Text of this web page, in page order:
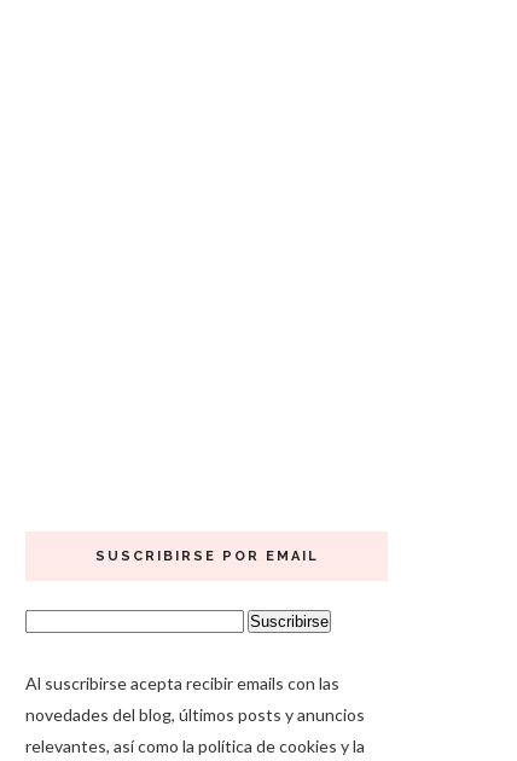
SUSCRIBIRSE POR EMAIL
Al suscribirse acepta recibir emails con las
novedades del blog, últimos posts y anuncios
relevantes, así como la política de cookies y la